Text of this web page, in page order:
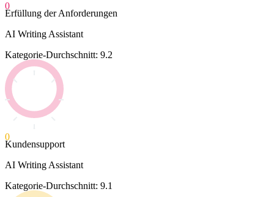
0
Erfüllung der Anforderungen
AI Writing Assistant
Kategorie-Durchschnitt: 9.2
0
Kundensupport
AI Writing Assistant
Kategorie-Durchschnitt: 9.1